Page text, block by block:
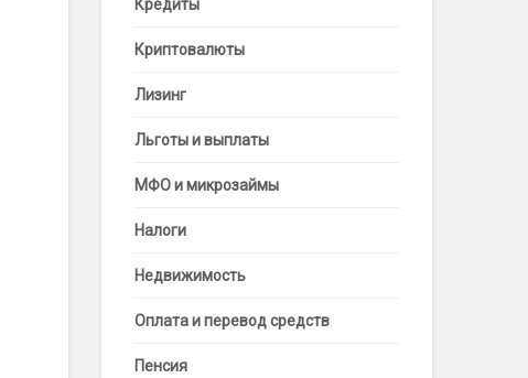
Кредиты
Криптовалюты
Лизинг
Льготы и выплаты
МФО и микрозаймы
Налоги
Недвижимость
Оплата и перевод средств
Пенсия